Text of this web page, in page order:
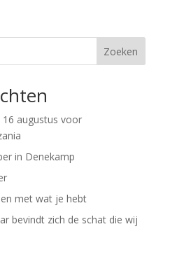
Zoeken
augustus voor
in Denekamp
met wat je hebt
bevindt zich de schat die wij